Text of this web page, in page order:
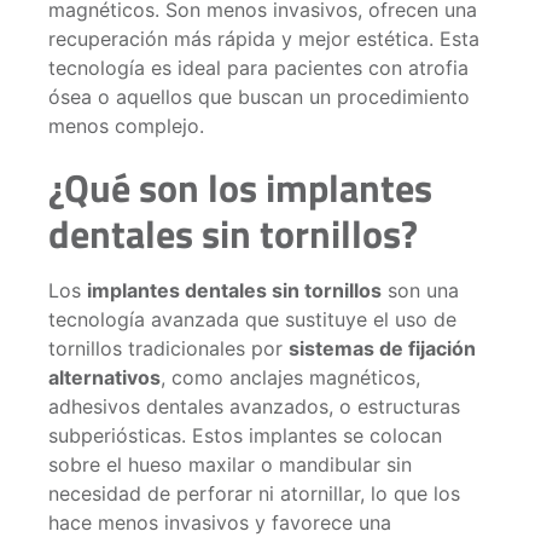
magnéticos. Son menos invasivos, ofrecen una
recuperación más rápida y mejor estética. Esta
tecnología es ideal para pacientes con atrofia
ósea o aquellos que buscan un procedimiento
menos complejo.
¿Qué son los implantes
dentales sin tornillos?
Los implantes dentales sin tornillos son una
tecnología avanzada que sustituye el uso de
tornillos tradicionales por sistemas de fijación
alternativos, como anclajes magnéticos,
adhesivos dentales avanzados, o estructuras
subperiósticas. Estos implantes se colocan
sobre el hueso maxilar o mandibular sin
necesidad de perforar ni atornillar, lo que los
hace menos invasivos y favorece una